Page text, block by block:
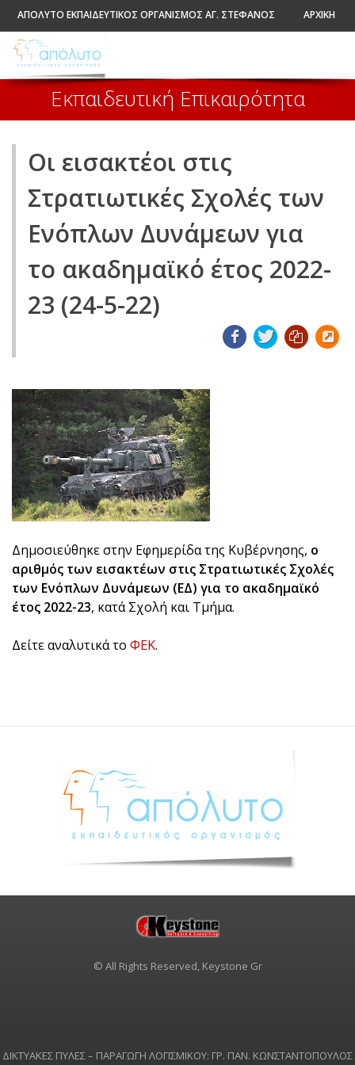
ΑΠΟΛΥΤΟ ΕΚΠΑΙΔΕΥΤΙΚΟΣ ΟΡΓΑΝΙΣΜΟΣ ΑΓ. ΣΤΕΦΑΝΟΣ ΑΡΧΙΚΗ
Εκπαιδευτική Επικαιρότητα
Οι εισακτέοι στις
Στρατιωτικές Σχολές των
Ενόπλων Δυνάμεων για
το ακαδημαϊκό έτος 2022-
23 (24-5-22)
Δημοσιεύθηκε στην Εφημερίδα της Κυβέρνησης, ο
αριθμός των εισακτέων στις Στρατιωτικές Σχολές
των Ενόπλων Δυνάμεων (ΕΔ) για το ακαδημαϊκό
έτος 2022-23, κατά Σχολή και Τμήμα.
Δείτε αναλυτικά το ΦΕΚ.
© All Rights Reserved, Keystone Gr
ΔΙΚΤΥΑΚΕΣ ΠΥΛΕΣ – ΠΑΡΑΓΩΓΗ ΛΟΓΙΣΜΙΚΟΥ: ΓΡ. ΠΑΝ. ΚΩΝΣΤΑΝΤΟΠΟΥΛΟΣ